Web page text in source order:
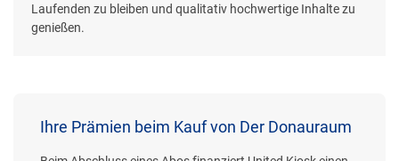
Laufenden zu bleiben und qualitativ hochwertige Inhalte zu
genießen.
Ihre Prämien beim Kauf von Der Donauraum